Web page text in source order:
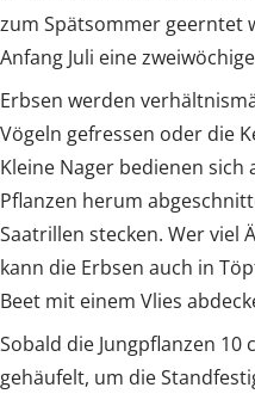
zum Spätsommer geerntet
Anfang Juli eine
Erbsen werden
Vögeln gefressen oder die
Kleine Nager bedienen
Pflanzen herum
Saatrillen stecken. Wer viel
kann die Erbsen auch in
Beet mit einem Vlies
Sobald die Jungpflanzen 10
gehäufelt, um die